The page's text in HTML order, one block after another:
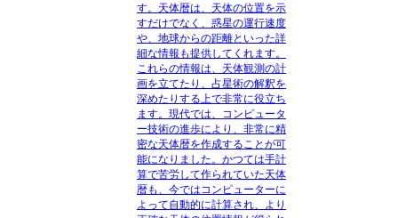
す。天体暦は、天体の位置を示
すだけでなく、惑星の運行速度
や、地球からの距離といった詳
細な情報も提供してくれます。
これらの情報は、天体観測の計
画を立てたり、占星術の解釈を
深めたりする上で非常に役立ち
ます。現代では、コンピュータ
ー技術の進歩により、非常に精
密な天体暦を作成することが可
能になりました。かつては手計
算で苦労して作られていた天体
暦も、今ではコンピューターに
よって自動的に計算され、より